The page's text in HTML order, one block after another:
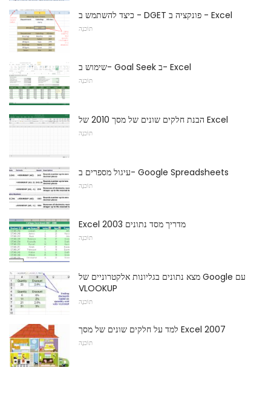
כיצד להשתמש ב - DGET פונקציה ב - Excel
תוֹכנָה
שימוש ב- Goal Seek ב- Excel
תוֹכנָה
הבנת חלקים שונים של מסך 2010 של Excel
תוֹכנָה
עיגול מספרים ב- Google Spreadsheets
תוֹכנָה
Excel 2003 מדריך מסד נתונים
תוֹכנָה
מצא נתונים בגליונות אלקטרוניים של Google עם
VLOOKUP
תוֹכנָה
למד על חלקים שונים של מסך Excel 2007
תוֹכנָה